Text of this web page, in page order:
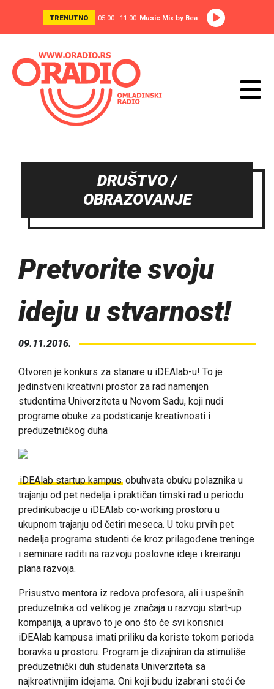
TRENUTNO 05:00 - 11:00 Music Mix by Bea
DRUŠTVO /
OBRAZOVANJE
Pretvorite svoju
ideju u stvarnost!
09.11.2016.
Otvoren je konkurs za stanare u iDEAlab-u! To je
jedinstveni kreativni prostor za rad namenjen
studentima Univerziteta u Novom Sadu, koji nudi
programe obuke za podsticanje kreativnosti i
preduzetničkog duha
iDEAlab startup kampus obuhvata obuku polaznika u
trajanju od pet nedelja i praktičan timski rad u periodu
predinkubacije u iDEAlab co-working prostoru u
ukupnom trajanju od četiri meseca. U toku prvih pet
nedelja programa studenti će kroz prilagođene treninge
i seminare raditi na razvoju poslovne ideje i kreiranju
plana razvoja.
Prisustvo mentora iz redova profesora, ali i uspešnih
preduzetnika od velikog je značaja u razvoju start-up
kompanija, a upravo to je ono što će svi korisnici
iDEAlab kampusa imati priliku da koriste tokom perioda
boravka u prostoru. Program je dizajniran da stimuliše
preduzetnički duh studenata Univerziteta sa
najkreativnijim idejama. Oni koji budu izabrani steći će